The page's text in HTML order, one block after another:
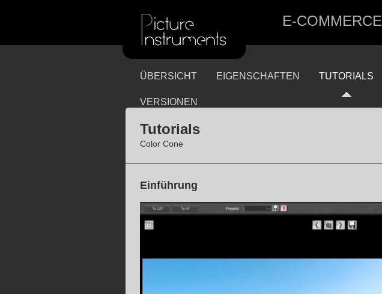
E-COMMERCE
ÜBERSICHT EIGENSCHAFTEN TUTORIALS
VERSIONEN
Tutorials
Color Cone
Einführung